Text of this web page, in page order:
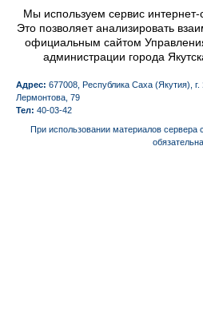
Мы используем сервис интернет-
Это позволяет анализировать
официальным сайтом
администрации города
Адрес: 677008, Республика Саха (Якутия), г.
Лермонтова, 79
Тел: 40-03-42
При использовании материалов сервера
обязательна.